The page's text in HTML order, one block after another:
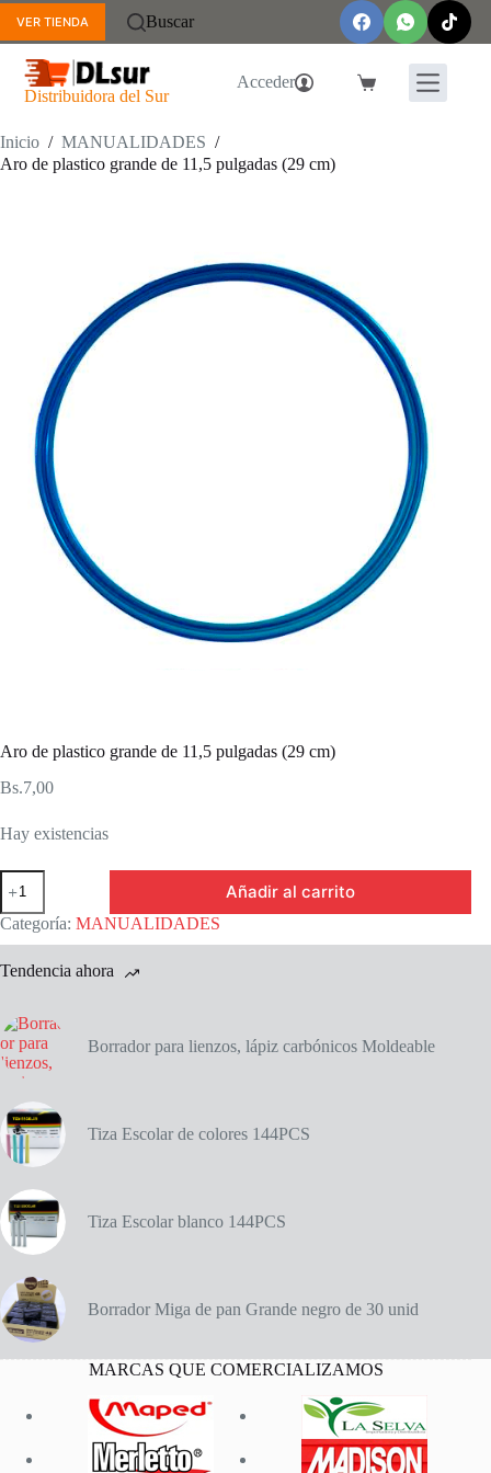
Saltar
contenido
VER TIENDA Buscar
Distribuidora del Sur
Acceder
Carro
Inicio / MANUALIDADES /
Aro de plastico grande de 11,5 pulgadas (29 cm)
Aro de plastico grande de 11,5 pulgadas (29 cm)
Bs.7,00
Hay existencias
Aro
de
plastico
grande
11,5
cm)
cantidad
Añadir al carrito
Categoría: MANUALIDADES
Tendencia ahora
Borrador para lienzos, lápiz carbónicos Moldeable
Tiza Escolar de colores 144PCS
Tiza Escolar blanco 144PCS
Borrador Miga de pan Grande negro de 30 unid
MARCAS QUE COMERCIALIZAMOS